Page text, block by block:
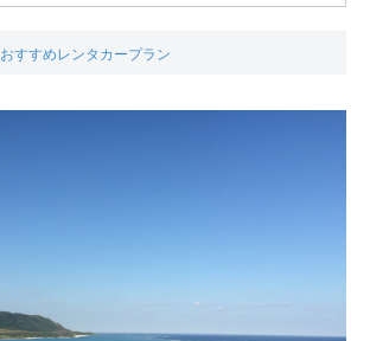
おすすめレンタカープラン